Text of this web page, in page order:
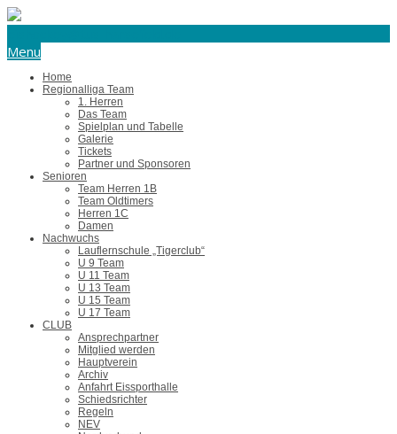
Menu
Home
Regionalliga Team
1. Herren
Das Team
Spielplan und Tabelle
Galerie
Tickets
Partner und Sponsoren
Senioren
Team Herren 1B
Team Oldtimers
Herren 1C
Damen
Nachwuchs
Lauflernschule „Tigerclub“
U 9 Team
U 11 Team
U 13 Team
U 15 Team
U 17 Team
CLUB
Ansprechpartner
Mitglied werden
Hauptverein
Archiv
Anfahrt Eissporthalle
Schiedsrichter
Regeln
NEV